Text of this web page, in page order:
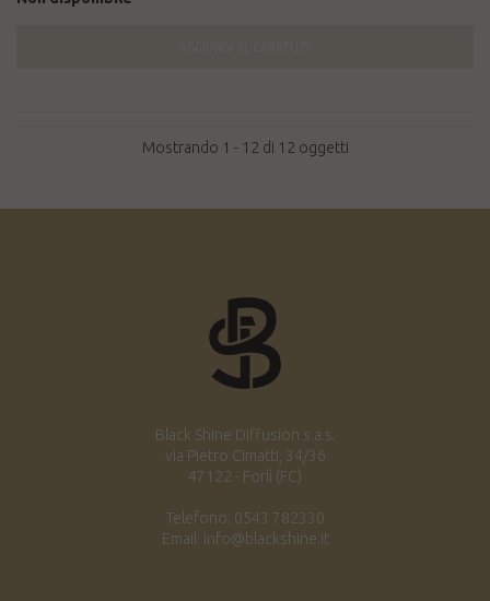
Mostrando 1 - 12 di 12 oggetti
Black Shine Diffusion s.a.s.
via Pietro Cimatti, 34/36
47122 - Forlì (FC)
Telefono: 0543 782330
Email: info@blackshine.it